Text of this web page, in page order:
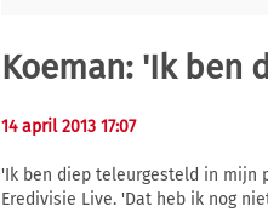
Koeman: 'Ik ben
14 april 2013 17:07
'Ik ben diep teleurgesteld in mijn
Eredivisie Live. 'Dat heb ik nog